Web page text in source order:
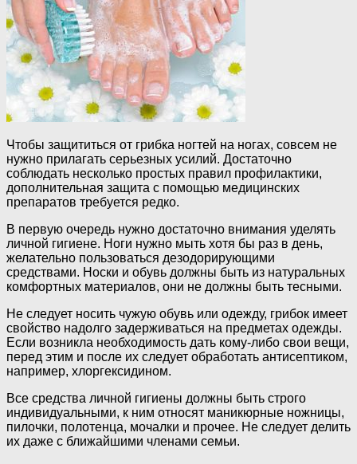
Чтобы защититься от грибка ногтей на ногах, совсем не
нужно прилагать серьезных усилий. Достаточно
соблюдать несколько простых правил профилактики,
дополнительная защита с помощью медицинских
препаратов требуется редко.
В первую очередь нужно достаточно внимания уделять
личной гигиене. Ноги нужно мыть хотя бы раз в день,
желательно пользоваться дезодорирующими
средствами. Носки и обувь должны быть из натуральных
комфортных материалов, они не должны быть тесными.
Не следует носить чужую обувь или одежду, грибок имеет
свойство надолго задерживаться на предметах одежды.
Если возникла необходимость дать кому-либо свои вещи,
перед этим и после их следует обработать антисептиком,
например, хлоргексидином.
Все средства личной гигиены должны быть строго
индивидуальными, к ним относят маникюрные ножницы,
пилочки, полотенца, мочалки и прочее. Не следует делить
их даже с ближайшими членами семьи.